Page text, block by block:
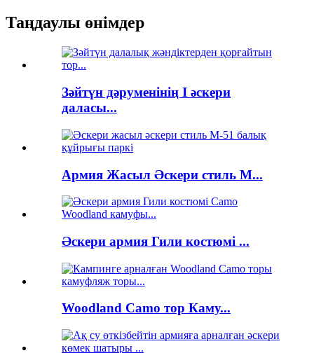
Таңдаулы өнімдер
Зәйтүн дәруменінің I әскери
даласы...
Армия Жасыл Әскери стиль М...
Әскери армия Гили костюмі ...
Woodland Camo тор Каму...